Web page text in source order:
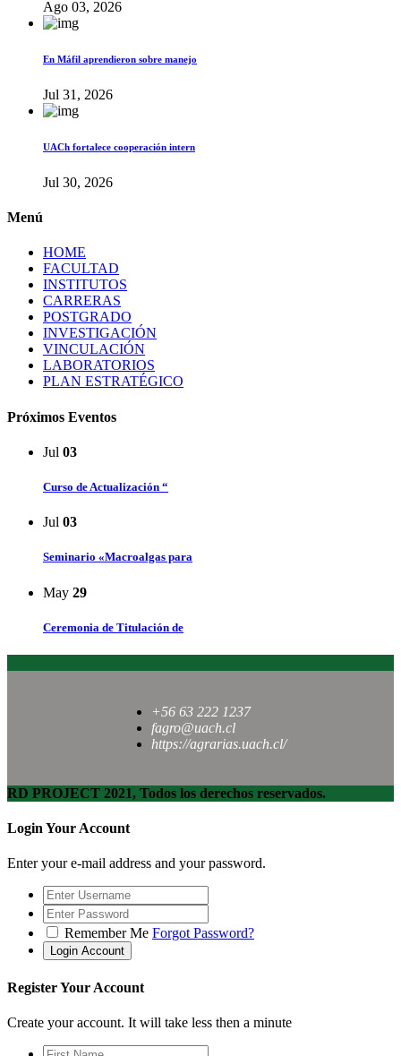
Ago 03, 2026
En Máfil aprendieron sobre manejo
Jul 31, 2026
UACh fortalece cooperación intern
Jul 30, 2026
Menú
HOME
FACULTAD
INSTITUTOS
CARRERAS
POSTGRADO
INVESTIGACIÓN
VINCULACIÓN
LABORATORIOS
PLAN ESTRATÉGICO
Próximos Eventos
Jul 03
Curso de Actualización “
Jul 03
Seminario «Macroalgas para
May 29
Ceremonia de Titulación de
+56 63 222 1237
fagro@uach.cl
https://agrarias.uach.cl/
RD PROJECT 2021, Todos los derechos reservados.
Login Your Account
Enter your e-mail address and your password.
Remember Me Forgot Password?
Register Your Account
Create your account. It will take less then a minute